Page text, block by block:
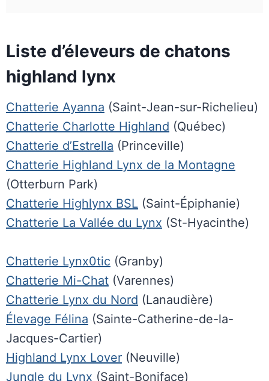
Liste d’éleveurs de chatons
highland lynx
Chatterie Ayanna (Saint-Jean-sur-Richelieu)
Chatterie Charlotte Highland (Québec)
Chatterie d’Estrella (Princeville)
Chatterie Highland Lynx de la Montagne
(Otterburn Park)
Chatterie Highlynx BSL (Saint-Épiphanie)
Chatterie La Vallée du Lynx (St-Hyacinthe)
Chatterie Lynx0tic (Granby)
Chatterie Mi-Chat (Varennes)
Chatterie Lynx du Nord (Lanaudière)
Élevage Félina (Sainte-Catherine-de-la-
Jacques-Cartier)
Highland Lynx Lover (Neuville)
Jungle du Lynx (Saint-Boniface)